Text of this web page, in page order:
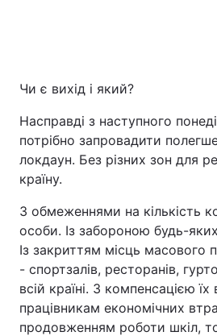
Чи є вихід і який?
Насправді з наступного
потрібно запровадити
локдаун. Без різних зон для
країну.
З обмеженнями на кількість
особи. Із забороною будь-
Із закриттям місць масового
- спортзалів, ресторанів,
всій країні. З компенсацією
працівникам економічних
продовженням роботи шкіл,